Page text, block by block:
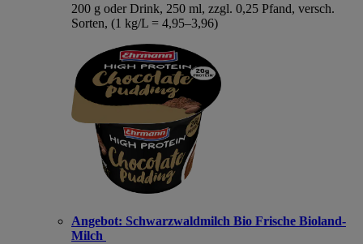
200 g oder Drink, 250 ml, zzgl. 0,25 Pfand, versch.
Sorten, (1 kg/L = 4,95–3,96)
Angebot: Schwarzwaldmilch Bio Frische Bioland-
Milch